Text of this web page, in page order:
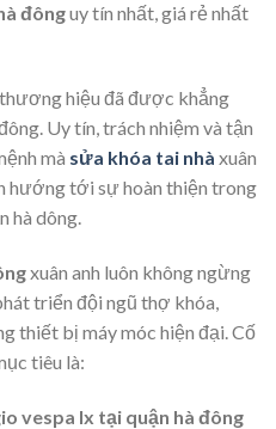
đônguy tín nhất, giá rẻ nhất
thương hiệu đã được khẳng
Uy tín, trách nhiệm và tận
mà sửa khóa tai nhà xuân
hướng tới sự hoàn thiện trong
hà dông.
xuân anh luôn không ngừng
triển đội ngũ thợ khóa,
thiết bị máy móc hiện đại. Cố
tiêu là:
vespa lx tại quận hà đông